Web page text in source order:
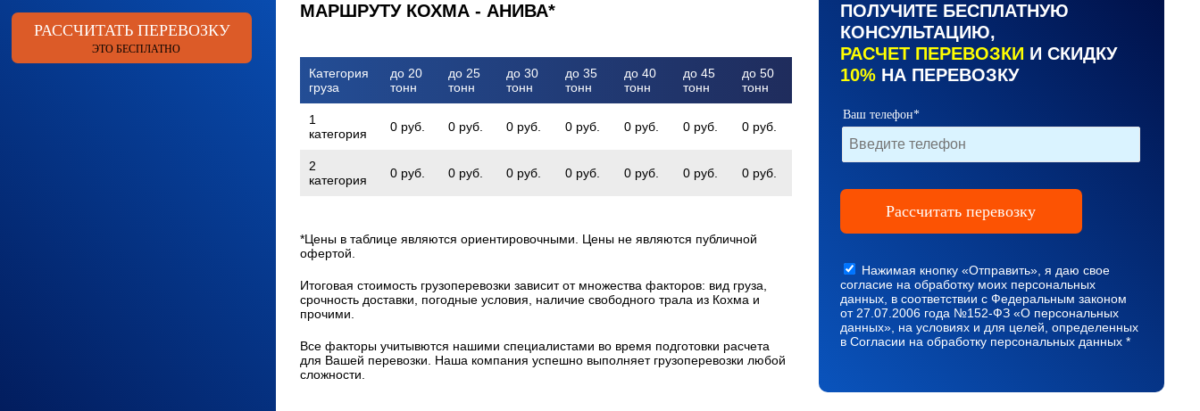
РАССЧИТАТЬ ПЕРЕВОЗКУ
ЭТО БЕСПЛАТНО
МАРШРУТУ КОХМА - АНИВА*
Категория
груза
до 20
тонн
до 25
тонн
до 30
тонн
до 35
тонн
до 40
тонн
до 45
тонн
до 50
тонн
1
категория
0 руб. 0 руб. 0 руб. 0 руб. 0 руб. 0 руб. 0 руб.
2
категория
0 руб. 0 руб. 0 руб. 0 руб. 0 руб. 0 руб. 0 руб.
*Цены в таблице являются ориентировочными. Цены не являются публичной
офертой.
Итоговая стоимость грузоперевозки зависит от множества факторов: вид груза,
срочность доставки, погодные условия, наличие свободного трала из Кохма и
прочими.
Все факторы учитывются нашими специалистами во время подготовки расчета
для Вашей перевозки. Наша компания успешно выполняет грузоперевозки любой
сложности.
ПОЛУЧИТЕ БЕСПЛАТНУЮ
КОНСУЛЬТАЦИЮ,
РАСЧЕТ ПЕРЕВОЗКИ И СКИДКУ
10%НА ПЕРЕВОЗКУ
Ваш телефон*
Нажимая кнопку «Отправить», я даю свое
согласие на обработку моих персональных
данных, в соответствии с Федеральным законом
от 27.07.2006 года №152-ФЗ «О персональных
данных», на условиях и для целей, определенных
в Согласии на обработку персональных данных *